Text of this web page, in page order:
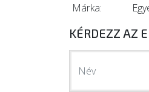
Márka:
KÉRDEZZ AZ
Név